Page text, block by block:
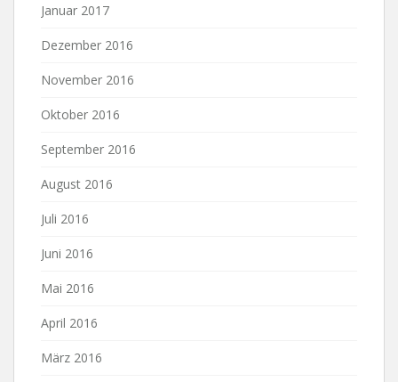
Januar 2017
Dezember 2016
November 2016
Oktober 2016
September 2016
August 2016
Juli 2016
Juni 2016
Mai 2016
April 2016
März 2016